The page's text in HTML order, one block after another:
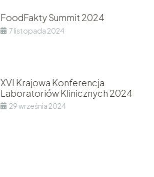
FoodFakty Summit 2024
7 listopada 2024
XVI Krajowa Konferencja
Laboratoriów Klinicznych 2024
29 września 2024